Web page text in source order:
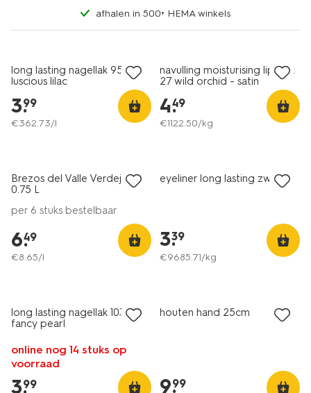
afhalen in 500+ HEMA winkels
long lasting nagellak 950
luscious lilac
3.
99
€362.73/l
navulling moisturising lipstick
27 wild orchid - satin
4.
49
€1122.50/kg
8
Brezos del Valle Verdejo -
0.75 L
per 6 stuks bestelbaar
6.
49
€8.65/l
eyeliner long lasting zwart
3.
39
€9685.71/kg
long lasting nagellak 1031
fancy pearl
online nog 14 stuks op
voorraad
3.
99
houten hand 25cm
9.
99